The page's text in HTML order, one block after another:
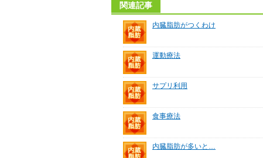
関連記事
内臓脂肪がつくわけ
運動療法
サプリ利用
食事療法
内臓脂肪が多いと…